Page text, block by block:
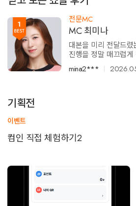
전문MC
MC 최미나
대본을 미리 전달드
진행을 정말 매끄럽
행사장 분위기와 너
와주셔서 덕분에 행사
덕분에 행사를 성공
mina2***
기획전
이벤트
컴인 직접 체험하기2